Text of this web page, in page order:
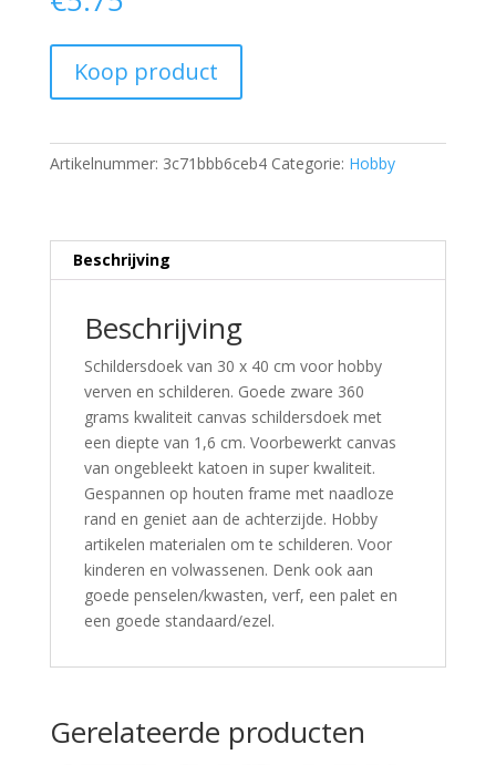
Koop product
Artikelnummer: 3c71bbb6ceb4 Categorie: Hobby
Beschrijving
Beschrijving
Schildersdoek van 30 x 40 cm voor hobby
verven en schilderen. Goede zware 360
grams kwaliteit canvas schildersdoek met
een diepte van 1,6 cm. Voorbewerkt canvas
van ongebleekt katoen in super kwaliteit.
Gespannen op houten frame met naadloze
rand en geniet aan de achterzijde. Hobby
artikelen materialen om te schilderen. Voor
kinderen en volwassenen. Denk ook aan
goede penselen/kwasten, verf, een palet en
een goede standaard/ezel.
Gerelateerde producten